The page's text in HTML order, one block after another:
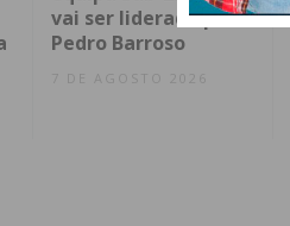
vai ser liderada por
Pedro Barroso
7 DE AGOSTO 2026